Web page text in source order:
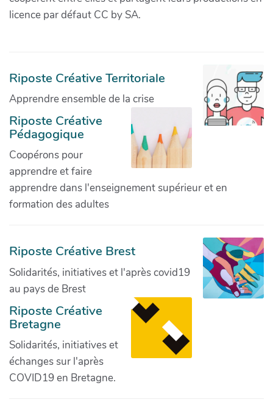
licence par défaut CC by SA.
Riposte Créative Territoriale
Apprendre ensemble de la crise
Riposte Créative
Pédagogique
Coopérons pour
apprendre et faire
apprendre dans l'enseignement supérieur et en
formation des adultes
Riposte Créative Brest
Solidarités, initiatives et l'après covid19
au pays de Brest
Riposte Créative
Bretagne
Solidarités, initiatives et
échanges sur l'après
COVID19 en Bretagne.